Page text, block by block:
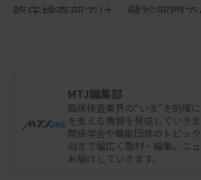
臨床検査部では、健診部門
めたのは、人間ドックの追
による歯周病検査を導入す
っかけ。糖尿病や動脈硬化
連については歯科医師の関
MTJ編集部
臨床検査業界の“いま”を的確
を支える情報を発信していき
関係学会や職能団体のトピッ
向まで幅広く取材・編集。ニ
お届けしていきます。